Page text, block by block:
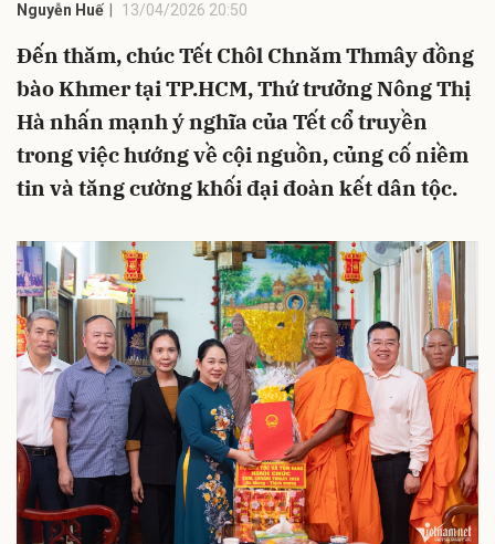
Nguyễn Huế 13/04/2026 20:50
Đến thăm, chúc Tết Chôl Chnăm Thmây đồng
bào Khmer tại TP.HCM, Thứ trưởng Nông Thị
Hà nhấn mạnh ý nghĩa của Tết cổ truyền
trong việc hướng về cội nguồn, củng cố niềm
tin và tăng cường khối đại đoàn kết dân tộc.